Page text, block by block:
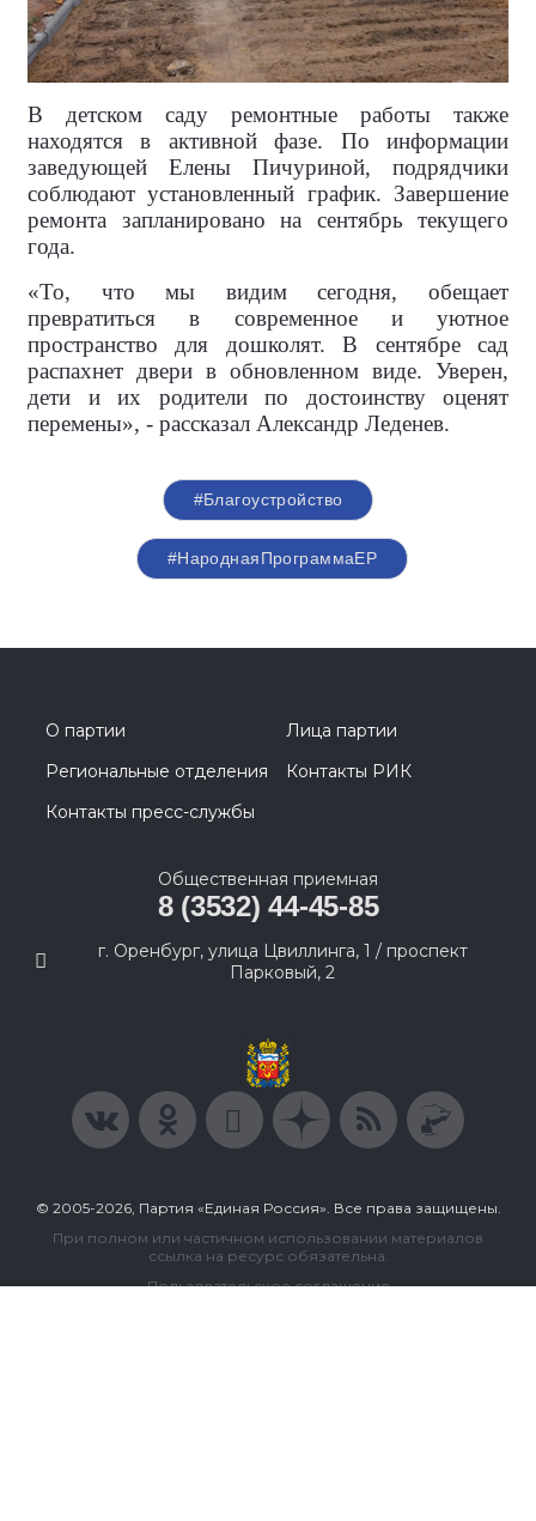
В детском саду ремонтные работы также
находятся в активной фазе. По информации
заведующей Елены Пичуриной, подрядчики
соблюдают установленный график. Завершение
ремонта запланировано на сентябрь текущего
года.
«То, что мы видим сегодня, обещает
превратиться в современное и уютное
пространство для дошколят. В сентябре сад
распахнет двери в обновленном виде. Уверен,
дети и их родители по достоинству оценят
перемены», - рассказал Александр Леденев.
#Благоустройство
#НароднаяПрограммаЕР
О партии
Лица партии
Региональные отделения
Контакты РИК
Контакты пресс-службы
Общественная приемная
8 (3532) 44-45-85
г. Оренбург, улица Цвиллинга, 1 / проспект
Парковый, 2
© 2005-2026, Партия «Единая Россия». Все права защищены.
При полном или частичном использовании материалов
ссылка на ресурс обязательна.
Пользовательское соглашение